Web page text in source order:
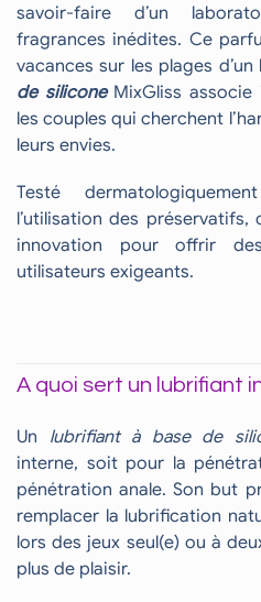
savoir-faire d’un
fragrances inédites. Ce
vacances sur les plages
de siliconeMixGliss associe
les couples qui cherchent
leurs envies.
Testé
l’utilisation des
innovation pour offrir
utilisateurs exigeants.
A quoi sert un lubrifiant
Un lubrifiant à base de
interne, soit pour la
pénétration anale. Son but
remplacer la lubrification
lors des jeux seul(e) ou à
plus de plaisir.